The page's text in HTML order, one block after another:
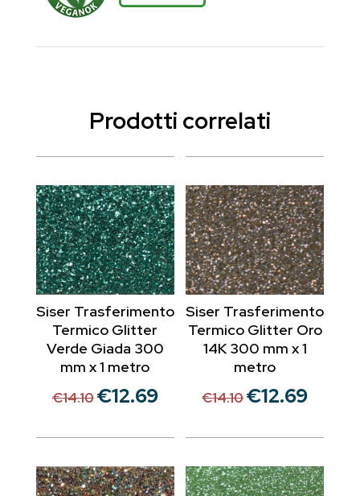
Prodotti correlati
Siser Trasferimento
Termico Glitter
Verde Giada 300
mm x 1 metro
€14.10 Il
originale
€14.10.
€12.69Il
attuale
€12.69.
Siser Trasferimento
Termico Glitter Oro
14K 300 mm x 1
metro
€14.10 Il
originale
€14.10.
€12.69Il
attuale
€12.69.